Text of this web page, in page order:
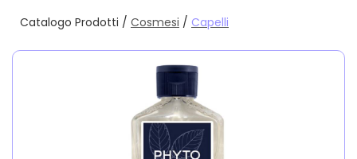
Catalogo Prodotti / Cosmesi / Capelli